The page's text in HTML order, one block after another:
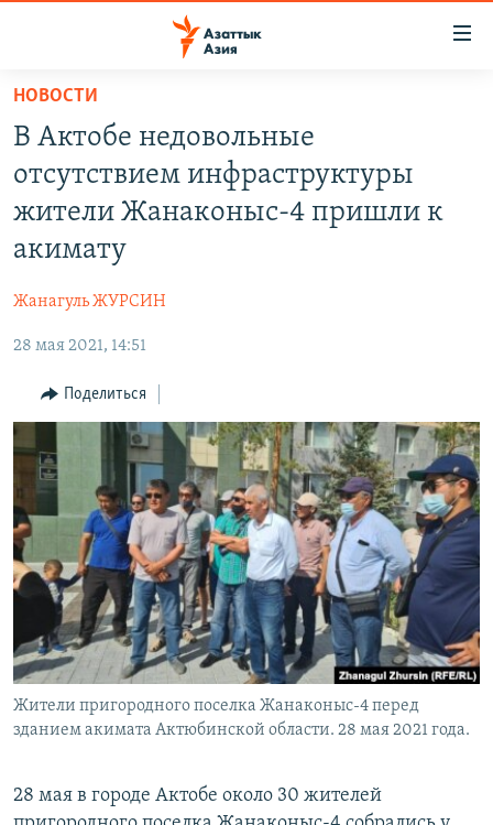
Вернуться
основному
содержанию
Вернутся
главной
Вернутся
ЦЕНТРАЛЬНАЯ АЗИЯ
КЫРГЫЗСТАН
ВОЙНА В УКРАИНЕ
КЫРГЫЗЧА
ЎЗБЕКЧА
ТОҶИКӢ
ПОДПИШИТЕСЬ НА НАС В СОЦСЕТЯХ
Все сайты РСЕ/РС
НОВОСТИ
В Актобе недовольные
отсутствием инфраструктуры
жители Жанаконыс-4 пришли к
акимату
Жанагуль ЖУРСИН
28 мая 2021, 14:51
Поделиться
Жители пригородного поселка Жанаконыс-4 перед
зданием акимата Актюбинской области. 28 мая 2021 года.
28 мая в городе Актобе около 30 жителей